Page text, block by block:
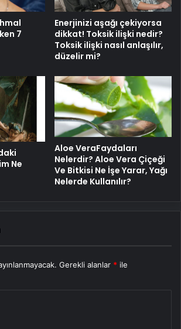
7
Enerjinizi aşağı çekiyorsa
dikkat! Toksik ilişki nedir?
Toksik ilişki nasıl anlaşılır,
düzelir mi?
Ne
Aloe VeraFaydaları
Nelerdir? Aloe Vera Çiçeği
Ve Bitkisi Ne İşe Yarar, Yağı
Nelerde Kullanılır?
Gerekli alanlar * ile